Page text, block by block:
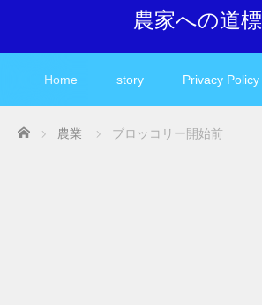
農家への道標
Home story Privacy Policy
Home 農業 ブロッコリー開始前